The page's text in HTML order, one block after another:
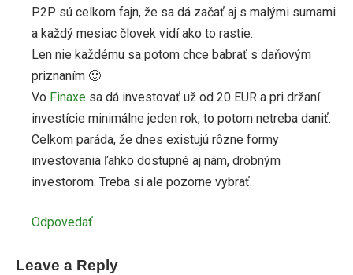
P2P sú celkom fajn, že sa dá začať aj s malými sumami
a každý mesiac človek vidí ako to rastie.
Len nie každému sa potom chce babrať s daňovým
priznaním 🙂
Vo Finaxe sa dá investovať už od 20 EUR a pri držaní
investície minimálne jeden rok, to potom netreba daniť.
Celkom paráda, že dnes existujú rôzne formy
investovania ľahko dostupné aj nám, drobným
investorom. Treba si ale pozorne vybrať.
Odpovedať
Leave a Reply